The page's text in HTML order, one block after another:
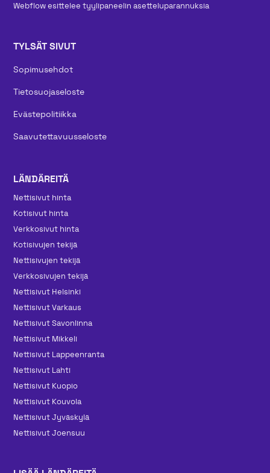
Webflow esittelee tyylipaneelin asetteluparannuksia
TYLSÄT SIVUT
Sopimusehdot
Tietosuojaseloste
Evästepolitiikka
Saavutettavuusseloste
LÄNDÄREITÄ
Nettisivut hinta
Kotisivut hinta
Verkkosivut hinta
Kotisivujen tekijä
Nettisivujen tekijä
Verkkosivujen tekijä
Nettisivut Helsinki
Nettisivut Varkaus
Nettisivut Savonlinna
Nettisivut Mikkeli
Nettisivut Lappeenranta
Nettisivut Lahti
Nettisivut Kuopio
Nettisivut Kouvola
Nettisivut Jyväskylä
Nettisivut Joensuu